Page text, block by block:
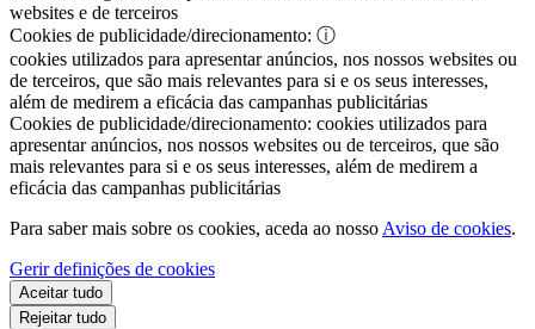
websites e de terceiros
Cookies de publicidade/direcionamento: ⓘ
cookies utilizados para apresentar anúncios, nos nossos websites ou
de terceiros, que são mais relevantes para si e os seus interesses,
além de medirem a eficácia das campanhas publicitárias
Cookies de publicidade/direcionamento: cookies utilizados para
apresentar anúncios, nos nossos websites ou de terceiros, que são
mais relevantes para si e os seus interesses, além de medirem a
eficácia das campanhas publicitárias
Para saber mais sobre os cookies, aceda ao nosso Aviso de cookies.
Gerir definições de cookies
Aceitar tudo
Rejeitar tudo